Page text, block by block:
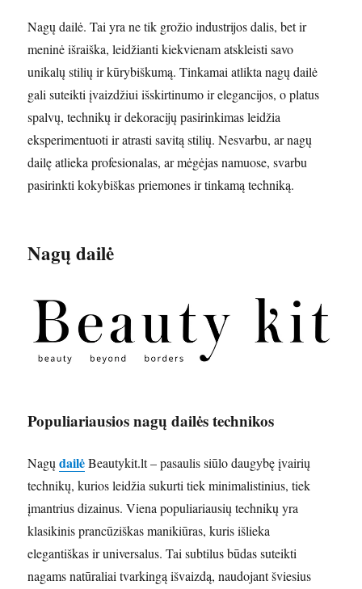
Nagų dailė. Tai yra ne tik grožio industrijos dalis, bet ir
meninė išraiška, leidžianti kiekvienam atskleisti savo
unikalų stilių ir kūrybiškumą. Tinkamai atlikta nagų dailė
gali suteikti įvaizdžiui išskirtinumo ir elegancijos, o platus
spalvų, technikų ir dekoracijų pasirinkimas leidžia
eksperimentuoti ir atrasti savitą stilių. Nesvarbu, ar nagų
dailę atlieka profesionalas, ar mėgėjas namuose, svarbu
pasirinkti kokybiškas priemones ir tinkamą techniką.
Nagų dailė
Populiariausios nagų dailės technikos
NagųdailėBeautykit.lt – pasaulis siūlo daugybę įvairių
technikų, kurios leidžia sukurti tiek minimalistinius, tiek
įmantrius dizainus. Viena populiariausių technikų yra
klasikinis prancūziškas manikiūras, kuris išlieka
elegantiškas ir universalus. Tai subtilus būdas suteikti
nagams natūraliai tvarkingą išvaizdą, naudojant šviesius